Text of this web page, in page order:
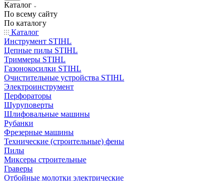
Каталог
По всему сайту
По каталогу
Каталог
Инструмент STIHL
Цепные пилы STIHL
Триммеры STIHL
Газонокосилки STIHL
Очистительные устройства STIHL
Электроинструмент
Перфораторы
Шуруповерты
Шлифовальные машины
Рубанки
Фрезерные машины
Технические (строительные) фены
Пилы
Миксеры строительные
Граверы
Отбойные молотки электрические